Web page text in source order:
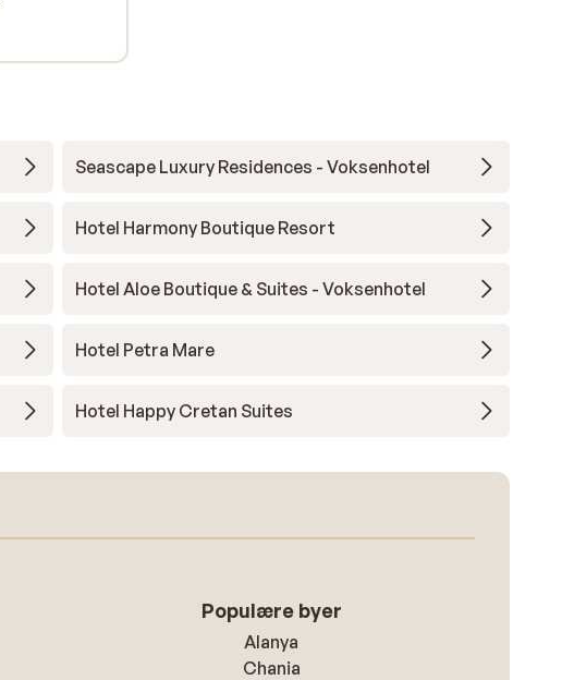
Seascape Luxury Residences - Voksenhotel
Hotel Harmony Boutique Resort
Hotel Aloe Boutique & Suites - Voksenhotel
Hotel Petra Mare
Hotel Happy Cretan Suites
Populære byer
Alanya
Chania